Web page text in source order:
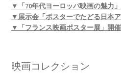
▼「70年代ヨーロッパ映画の魅力
▼展示会「ポスターでたどる日本
▼「フランス映画ポスター展」開催
映画コレクション